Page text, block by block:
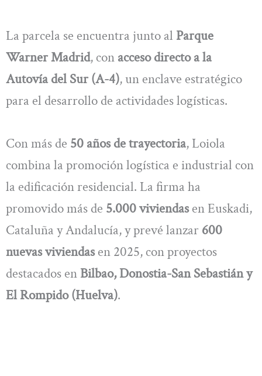
La parcela se encuentra junto al Parque
Warner Madrid, con acceso directo a la
Autovía del Sur (A-4), un enclave estratégico
para el desarrollo de actividades logísticas.
Con más de 50 años de trayectoria, Loiola
combina la promoción logística e industrial con
la edificación residencial. La firma ha
promovido más de 5.000 viviendasen Euskadi,
Cataluña y Andalucía, y prevé lanzar 600
nuevas viviendasen 2025, con proyectos
destacados en Bilbao, Donostia-San Sebastián y
El Rompido (Huelva).